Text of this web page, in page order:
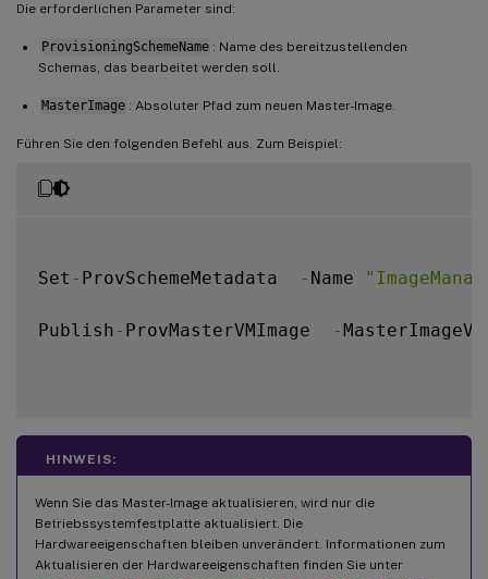
Die erforderlichen Parameter sind:
ProvisioningSchemeName : Name des bereitzustellenden
Schemas, das bearbeitet werden soll.
MasterImage : Absoluter Pfad zum neuen Master-Image.
Führen Sie den folgenden Befehl aus. Zum Beispiel:
Set - ProvSchemeMetadata - Name
Publish - ProvMasterVMImage -
HINWEIS:
Wenn Sie das Master-Image aktualisieren, wird nur die
Betriebssystemfestplatte aktualisiert. Die
Hardwareeigenschaften bleiben unverändert. Informationen zum
Aktualisieren der Hardwareeigenschaften finden Sie unter